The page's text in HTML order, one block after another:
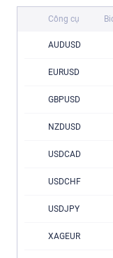
Công cụ
AUDUSD
EURUSD
GBPUSD
NZDUSD
USDCAD
USDCHF
USDJPY
XAGEUR